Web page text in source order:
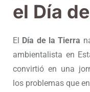
el Día
El Día de la Tierra
ambientalista en
convirtió en una
los problemas que